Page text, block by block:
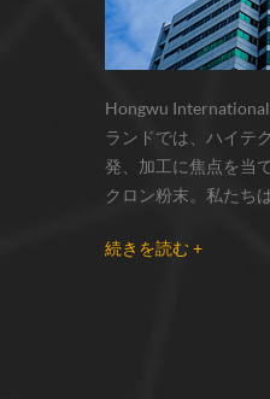
Hongwu
ランドでは、ハイテ
発、加工に焦点を当
クロン粉末。私たち
省にあり、主に 銀ナ
続きを読む +